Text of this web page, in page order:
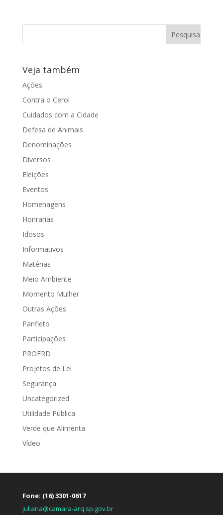
A vereadora Juliana Andrião Damus,
Veja também
Ações
Contra o Cerol
Cuidados com a Cidade
Defesa de Animais
Denominações
Diversos
Eleições
Eventos
Homenagens
Honrarias
Idosos
Informativos
Matérias
Meio Ambiente
Momento Mulher
Outras Ações
Panfleto
Participações
PROERD
Projetos de Lei
Segurança
Uncategorized
Utilidade Pública
Verde que Alimenta
Vídeo
Fone: (16) 3301-0617
juliana@camara-arq.sp.gov.br